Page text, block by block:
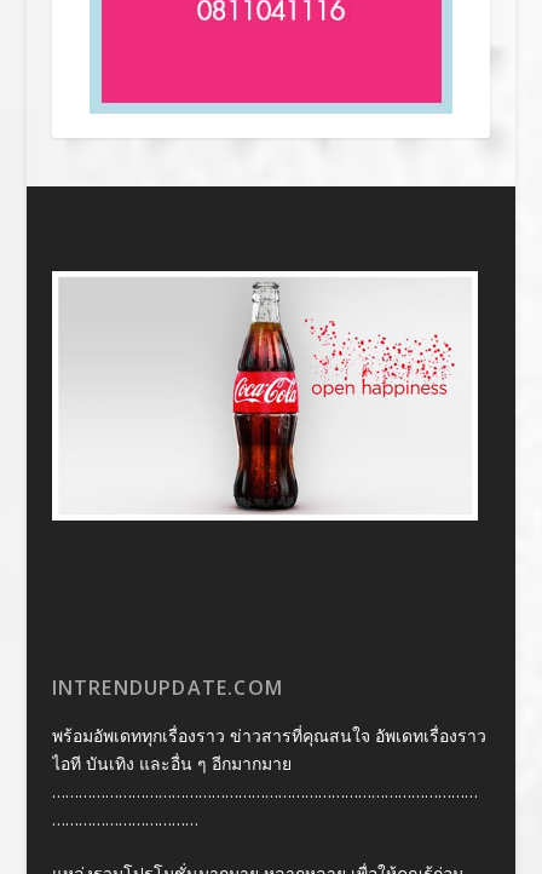
INTRENDUPDATE.COM
พร้อมอัพเดททุกเรื่องราว ข่าวสารที่คุณสนใจ อัพเดทเรื่องราว
ไอที บันเทิง และอื่น ๆ อีกมากมาย
……………………………………………………………………………………
……………………………